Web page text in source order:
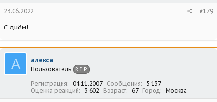
23.06.2022 #179
С днём!
А алекса
Пользователь R.I.P.
Регистрация 04.11.2007 Сообщения
5 137
Оценка реакций
3 602 Возраст 67 Город Москва